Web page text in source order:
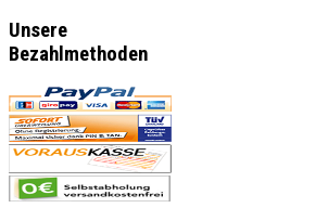
Unsere
Bezahlmethoden